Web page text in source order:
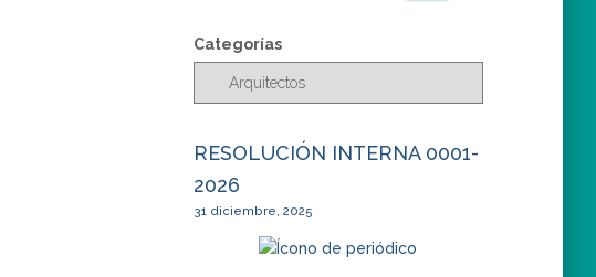
c
a
Categorías
RESOLUCIÓN INTERNA 0001-
2026
31 diciembre, 2025